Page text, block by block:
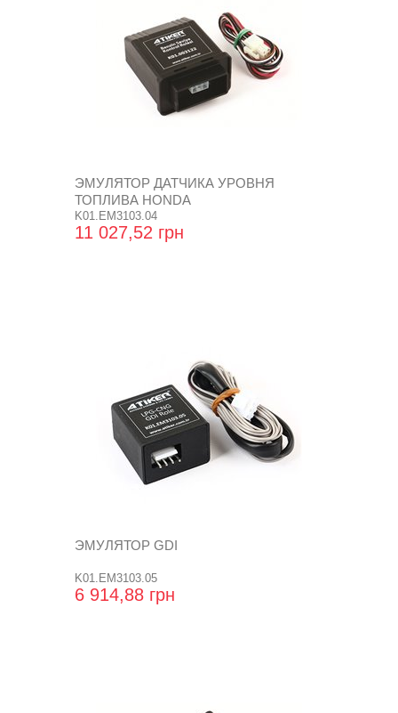
ЭМУЛЯТОР ДАТЧИКА УРОВНЯ
ТОПЛИВА HONDA
K01.EM3103.04
11 027,52 грн
ЭМУЛЯТОР GDI
K01.EM3103.05
6 914,88 грн